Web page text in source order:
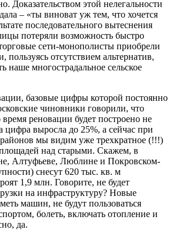
Доказательством этой нелегальности
– «ты виноват уж тем, что хочется
последовательного вытеснения
потеряли возможность быстро
сети-монополисты приобрели
пользуясь отсутствием альтернатив,
наше многострадальное сельское
базовые цифры которой постоянно
чиновники говорили, что
реновации будет построено не
цифра выросла до 25%, а сейчас при
мы видим уже трехкратное (!!!)
над старыми. Скажем, в
Алтуфьеве, Люблине и Покровском-
снесут 620 тыс. кв. м
1,9 млн. Говорите, не будет
на инфраструктуру? Новые
машин, не будут пользоваться
болеть, включать отопление и
да.